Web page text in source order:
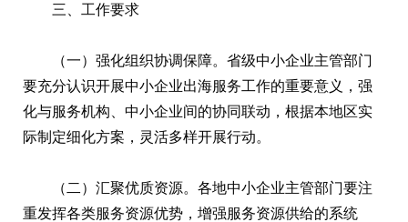
三、工作要求
（一）强化组织协调保障。省级中小企业主管部门
要充分认识开展中小企业出海服务工作的重要意义，强
化与服务机构、中小企业间的协同联动，根据本地区实
际制定细化方案，灵活多样开展行动。
（二）汇聚优质资源。各地中小企业主管部门要注
重发挥各类服务资源优势，增强服务资源供给的系统